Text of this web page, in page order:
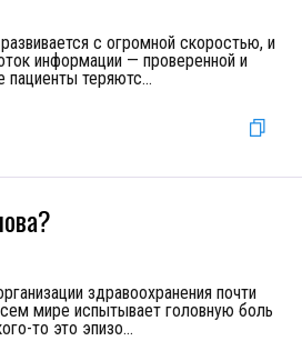
с огромной скоростью, и
информации — проверенной и
пациенты теряютс...
здравоохранения почти
мире испытывает головную боль
то это эпизо...